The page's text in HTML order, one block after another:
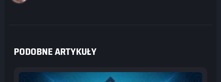
PODOBNE ARTYKUŁY